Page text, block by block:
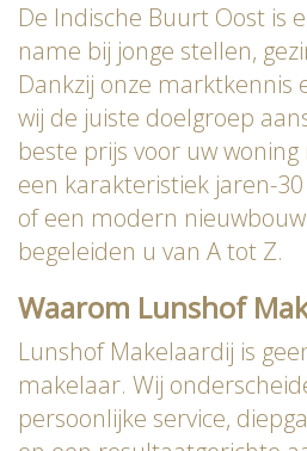
De Indische Buurt Oost is
name bij jonge stellen,
Dankzij onze marktkennis
wij de juiste doelgroep
beste prijs voor uw
een karakteristiek jaren-
of een modern
begeleiden u van A tot Z.
Waarom Lunshof
Lunshof Makelaardij is
makelaar. Wij
persoonlijke service,